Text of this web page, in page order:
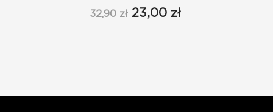
32,90 zł 23,00 zł